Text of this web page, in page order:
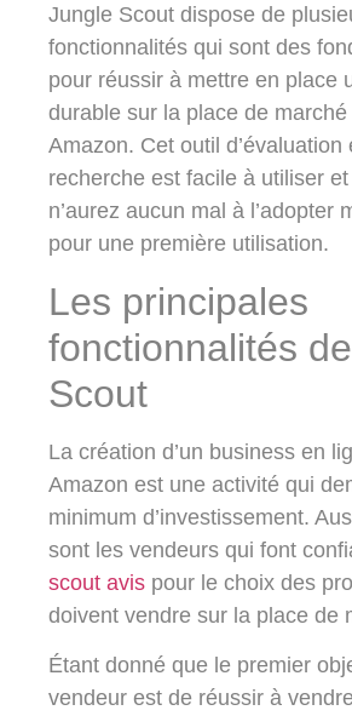
Jungle Scout dispose de
fonctionnalités qui sont des
pour réussir à mettre en place
durable sur la place de marché
Amazon. Cet outil d’évaluation
recherche est facile à utiliser
n’aurez aucun mal à l’adopter
pour une première utilisation.
Les principales
fonctionnalités
Scout
La création d’un business en
Amazon est une activité qui
minimum d’investissement.
sont les vendeurs qui font
scout avis pour le choix des
doivent vendre sur la place de
Étant donné que le premier
vendeur est de réussir à